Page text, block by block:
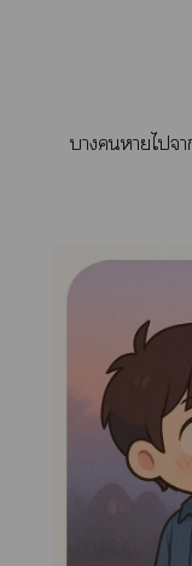
าาไ